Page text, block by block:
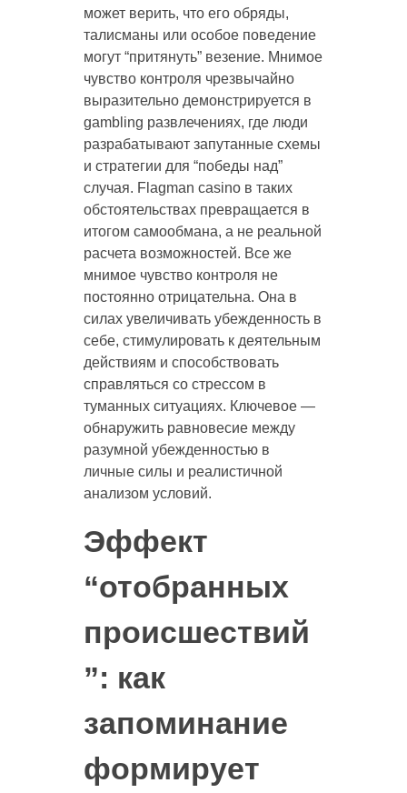
может верить, что его обряды,
талисманы или особое поведение
могут “притянуть” везение. Мнимое
чувство контроля чрезвычайно
выразительно демонстрируется в
gambling развлечениях, где люди
разрабатывают запутанные схемы
и стратегии для “победы над”
случая. Flagman casino в таких
обстоятельствах превращается в
итогом самообмана, а не реальной
расчета возможностей. Все же
мнимое чувство контроля не
постоянно отрицательна. Она в
силах увеличивать убежденность в
себе, стимулировать к деятельным
действиям и способствовать
справляться со стрессом в
туманных ситуациях. Ключевое —
обнаружить равновесие между
разумной убежденностью в
личные силы и реалистичной
анализом условий.
Эффект
“отобранных
происшествий
”: как
запоминание
формирует